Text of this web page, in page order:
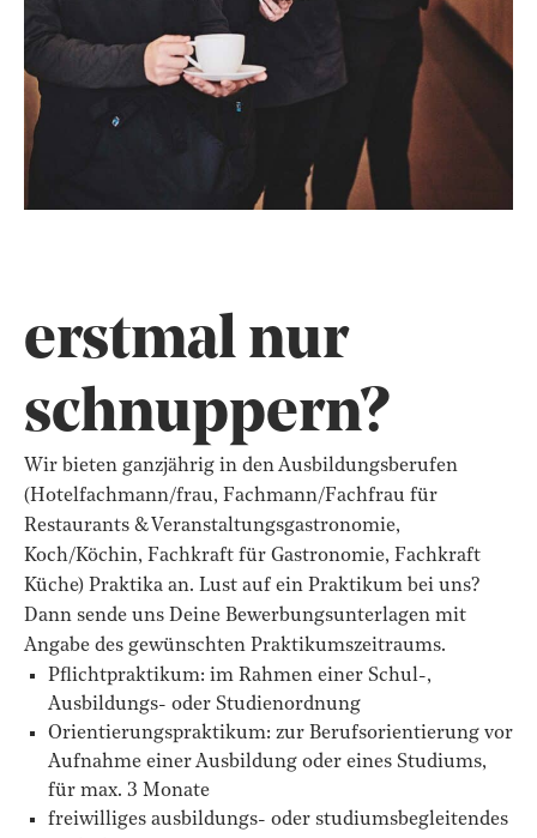
erstmal nur
schnuppern?
Wir bieten ganzjährig in den Ausbildungsberufen
(Hotelfachmann/frau, Fachmann/Fachfrau für
Restaurants & Veranstaltungsgastronomie,
Koch/Köchin, Fachkraft für Gastronomie, Fachkraft
Küche) Praktika an. Lust auf ein Praktikum bei uns?
Dann sende uns Deine Bewerbungsunterlagen mit
Angabe des gewünschten Praktikumszeitraums.
Pflichtpraktikum: im Rahmen einer Schul-,
Ausbildungs- oder Studienordnung
Orientierungspraktikum: zur Berufsorientierung vor
Aufnahme einer Ausbildung oder eines Studiums,
für max. 3 Monate
freiwilliges ausbildungs- oder studiumsbegleitendes